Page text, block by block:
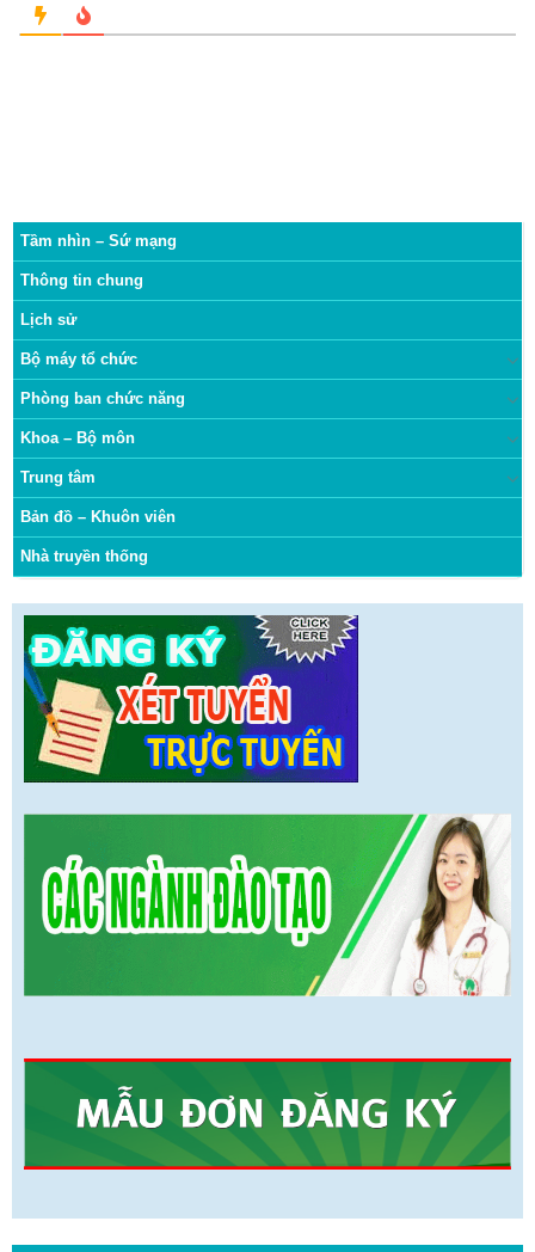
Tầm nhìn – Sứ mạng
Thông tin chung
Lịch sử
Bộ máy tổ chức
Phòng ban chức năng
Khoa – Bộ môn
Trung tâm
Bản đồ – Khuôn viên
Nhà truyền thống